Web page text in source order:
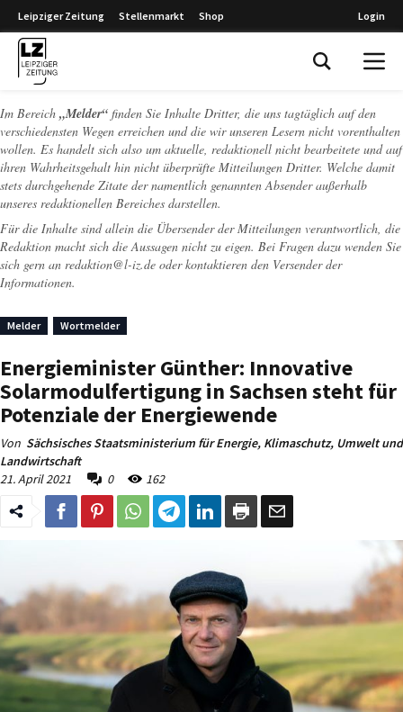
Leipziger Zeitung Stellenmarkt Shop Login
Im Bereich „Melder“ finden Sie Inhalte Dritter, die uns tagtäglich auf den
verschiedensten Wegen erreichen und die wir unseren Lesern nicht vorenthalten
wollen. Es handelt sich also um aktuelle, redaktionell nicht bearbeitete und auf
ihren Wahrheitsgehalt hin nicht überprüfte Mitteilungen Dritter. Welche damit
stets durchgehende Zitate der namentlich genannten Absender außerhalb
unseres redaktionellen Bereiches darstellen.
Für die Inhalte sind allein die Übersender der Mitteilungen verantwortlich, die
Redaktion macht sich die Aussagen nicht zu eigen. Bei Fragen dazu wenden Sie
sich gern an redaktion@l-iz.de oder kontaktieren den Versender der
Informationen.
Melder Wortmelder
Energieminister Günther: Innovative
Solarmodulfertigung in Sachsen steht für
Potenziale der Energiewende
Von Sächsisches Staatsministerium für Energie, Klimaschutz, Umwelt und
Landwirtschaft
21. April 2021
0 162